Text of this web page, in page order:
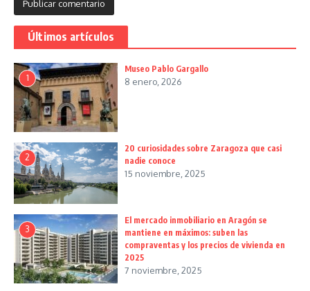
Últimos artículos
1
Museo Pablo Gargallo
8 enero, 2026
2
20 curiosidades sobre Zaragoza que casi
nadie conoce
15 noviembre, 2025
3
El mercado inmobiliario en Aragón se
mantiene en máximos: suben las
compraventas y los precios de vivienda en
2025
7 noviembre, 2025